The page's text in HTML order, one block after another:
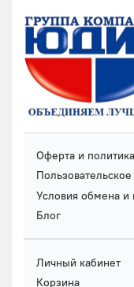
Оферта и
Условия обмена и
Блог
Личный кабинет
Корзина